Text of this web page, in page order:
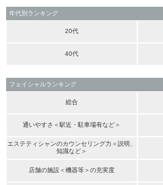
年代別ランキング
20代
40代
フェイシャルランキング
総合
通いやすさ＜駅近・駐車場有など＞
エステティシャンのカウンセリング力＜説明、
知識など＞
店舗の施設＜機器等＞の充実度